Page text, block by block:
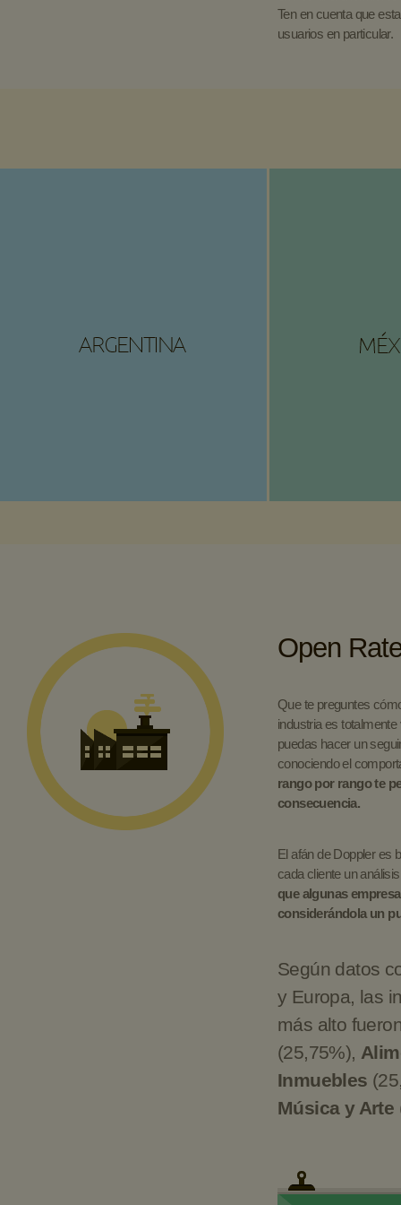
Ten en cuenta que
usuarios en particular.
Open
Que te preguntes
industria es
puedas hacer un
conociendo el
rango por rango te
consecuencia.
El afán de Doppler es
cada cliente un
que algunas
considerándola un
Según datos
y Europa, las
más alto
(25,75%),
Inmuebles
Música y Arte